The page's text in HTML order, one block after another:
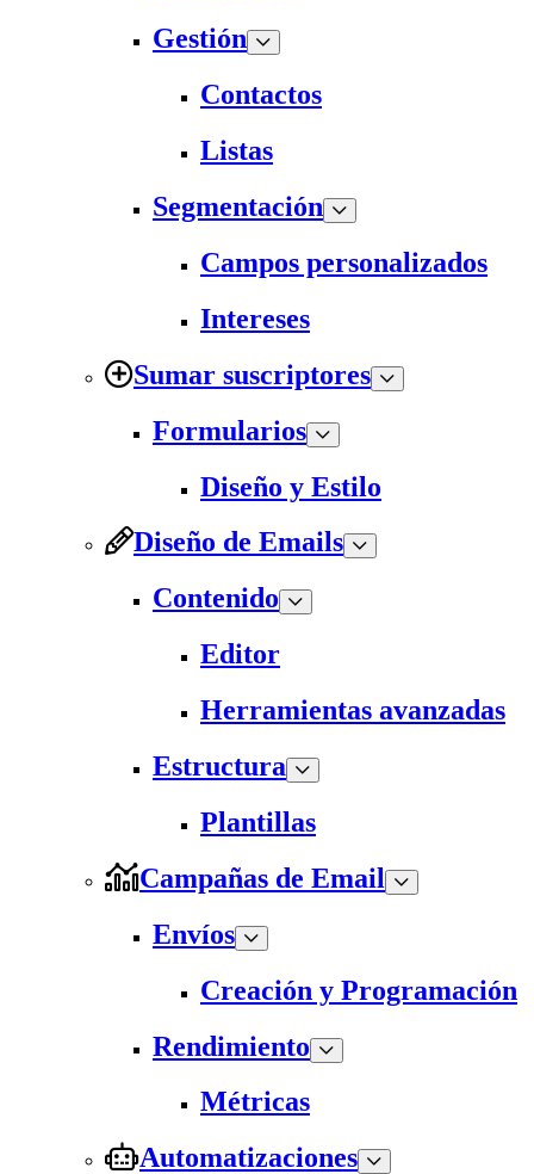
Gestión
Contactos
Listas
Segmentación
Campos personalizados
Intereses
Sumar suscriptores
Formularios
Diseño y Estilo
Diseño de Emails
Contenido
Editor
Herramientas avanzadas
Estructura
Plantillas
Campañas de Email
Envíos
Creación y Programación
Rendimiento
Métricas
Automatizaciones